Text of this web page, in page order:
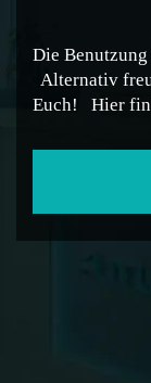
Die
Alternativ
Euch!
Hier